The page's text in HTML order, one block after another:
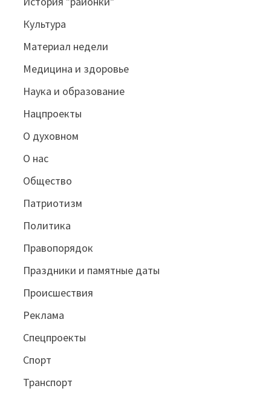
Культура
Материал недели
Медицина и здоровье
Наука и образование
Нацпроекты
О духовном
О нас
Общество
Патриотизм
Политика
Правопорядок
Праздники и памятные даты
Происшествия
Реклама
Спецпроекты
Спорт
Транспорт